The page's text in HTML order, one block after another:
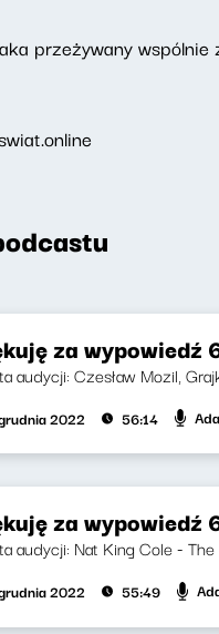
przeżywany
za wypowiedź
audycji: Czesław Mozil,
2022 56:14
za wypowiedź
audycji: Nat King Cole -
2022 55:49